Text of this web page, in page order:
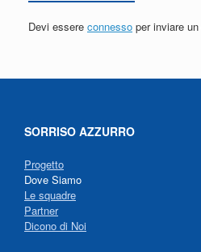
Devi essere connesso per inviare
SORRISO AZZURRO
Progetto
Dove Siamo
Le squadre
Partner
Dicono di Noi